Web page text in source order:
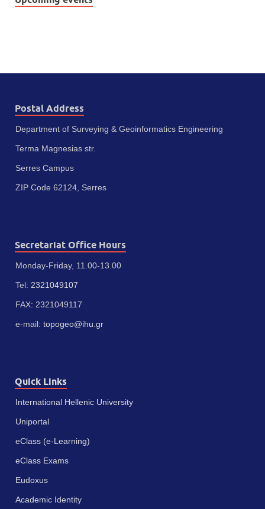
Postal Address
Department of Surveying & Geoinformatics Engineering
Terma Magnesias str.
Serres Campus
ZIP Code 62124, Serres
Secretariat Office Hours
Monday-Friday, 11.00-13.00
Tel: 2321049107
FAX: 2321049117
e-mail: topogeo@ihu.gr
Quick Links
International Hellenic University
Uniportal
eClass (e-Learning)
eClass Exams
Eudoxus
Academic Identity